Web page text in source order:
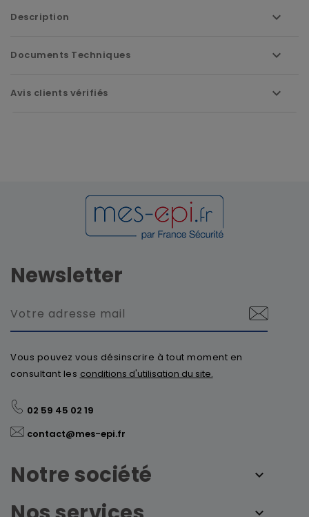
Description
Documents Techniques
Avis clients vérifiés
Newsletter
Vous pouvez vous désinscrire à tout moment en
consultant les conditions d'utilisation du site.
02 59 45 02 19
contact@mes-epi.fr
Notre société